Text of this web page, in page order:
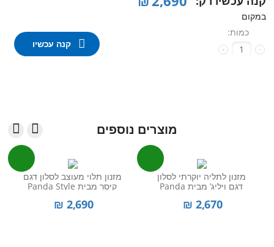
כמות:
+ − קנה עכשיו
במקום
מוצרים נוספים 

מזנון תלוי מעוצב לסלון דגם
קיסר מבית Panda Style
2,690
₪
מזנון לתליה יוקרתי לסלון
דגם ויליג’ מבית Panda
2,670
₪